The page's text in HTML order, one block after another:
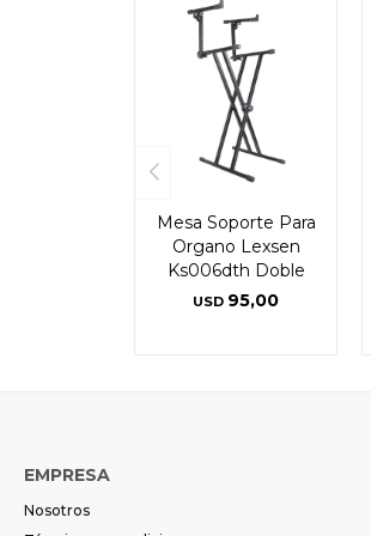
Mesa Soporte Para
Organo Lexsen
Ks006dth Doble
USD 95,00
EMPRESA
Nosotros